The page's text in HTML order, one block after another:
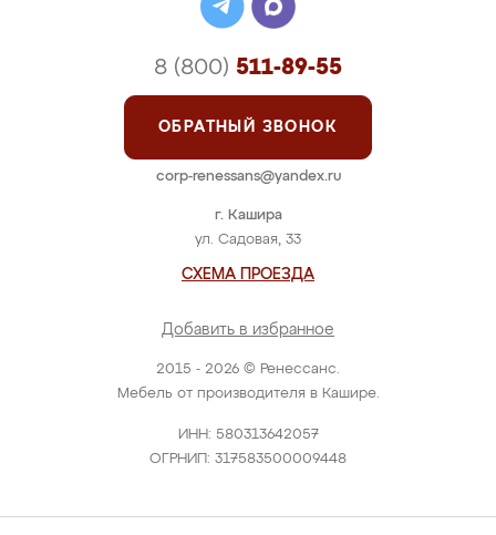
2015 - 2026 © Ренессанс.
Мебель от производителя в Кашире.
ИНН: 580313642057
ОГРНИП: 317583500009448
г. Кашира
ул. Садовая, 33
СХЕМА ПРОЕЗДА
Добавить в избранное
8 (800) 511-89-55
ОБРАТНЫЙ ЗВОНОК
corp-renessans@yandex.ru